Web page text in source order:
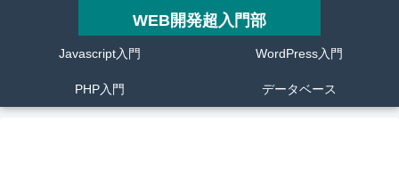
WEB開発超入門部
Javascript入門 WordPress入門
PHP入門 データベース